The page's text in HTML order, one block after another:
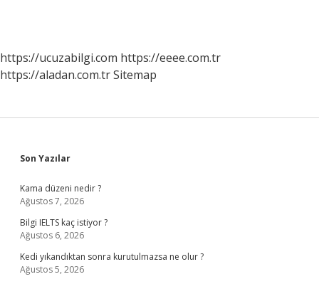
https://ucuzabilgi.com https://eeee.com.tr
https://aladan.com.trSitemap
Sidebar
Son Yazılar
Kama düzeni nedir ?
Ağustos 7, 2026
Bilgi IELTS kaç istiyor ?
Ağustos 6, 2026
Kedi yıkandıktan sonra kurutulmazsa ne olur ?
Ağustos 5, 2026